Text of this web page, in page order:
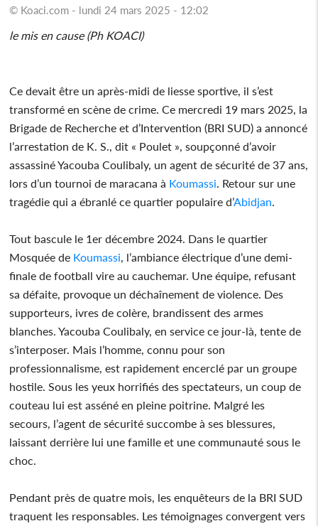
© Koaci.com - lundi 24 mars 2025 - 12:02
le mis en cause (Ph KOACI)
Ce devait être un après-midi de liesse sportive, il s’est
transformé en scène de crime. Ce mercredi 19 mars 2025, la
Brigade de Recherche et d’Intervention (BRI SUD) a annoncé
l’arrestation de K. S., dit « Poulet », soupçonné d’avoir
assassiné Yacouba Coulibaly, un agent de sécurité de 37 ans,
lors d’un tournoi de maracana à Koumassi . Retour sur une
tragédie qui a ébranlé ce quartier populaire d’Abidjan
Tout bascule le 1er décembre 2024. Dans le quartier
Mosquée de Koumassi , l’ambiance électrique d’une demi-
finale de football vire au cauchemar. Une équipe, refusant
sa défaite, provoque un déchaînement de violence. Des
supporteurs, ivres de colère, brandissent des armes
blanches. Yacouba Coulibaly, en service ce jour-là, tente de
s’interposer. Mais l’homme, connu pour son
professionnalisme, est rapidement encerclé par un groupe
hostile. Sous les yeux horrifiés des spectateurs, un coup de
couteau lui est asséné en pleine poitrine. Malgré les
secours, l’agent de sécurité succombe à ses blessures,
laissant derrière lui une famille et une communauté sous le
choc.
Pendant près de quatre mois, les enquêteurs de la BRI SUD
traquent les responsables. Les témoignages convergent vers